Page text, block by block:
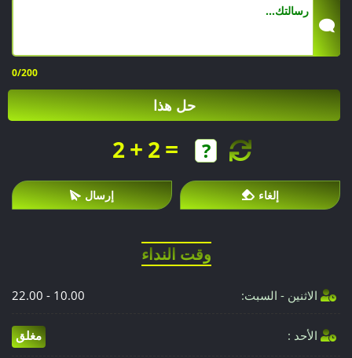
0/200
حل هذا
2 + 2 =
إلغاء إرسال
وقت النداء
الاثنين - السبت: 10.00 - 22.00
الأحد : مغلق